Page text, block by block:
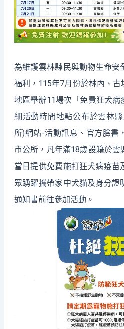
為維護雲林縣民與動物生命安
福利，115年7月份於林內、
地區舉辦11場次「免費狂犬病
細活動時間地點公布於雲林
所)網站-活動訊息、官方臉書
市公所，凡年滿18歲設籍於雲
當日提供免費施打狂犬病疫苗
眾踴躍攜帶家中犬貓及身分證
通知書前往參加活動。